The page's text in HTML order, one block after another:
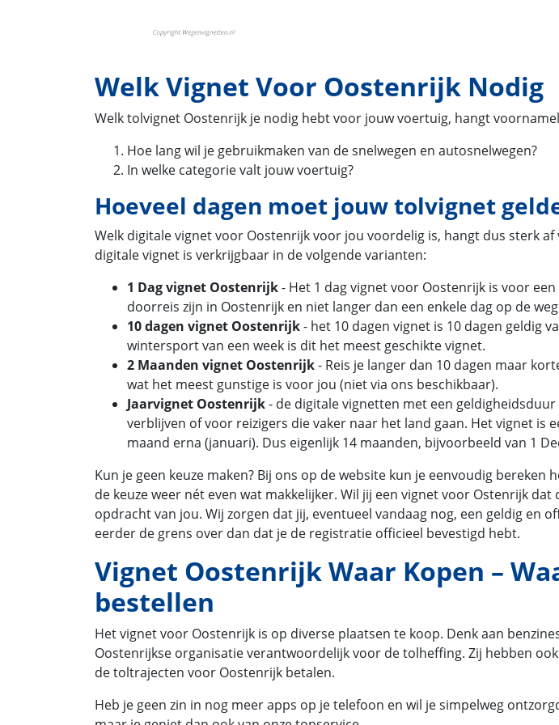
Welk Vignet Voor Oostenrijk Nodig
Welk tolvignet Oostenrijk je nodig hebt voor jouw voertuig, hangt
Hoe lang wil je gebruikmaken van de snelwegen en autosnelwegen?
In welke categorie valt jouw voertuig?
Hoeveel dagen moet jouw tolvignet
Welk digitale vignet voor Oostenrijk voor jou voordelig is, hangt dus sterk
digitale vignet is verkrijgbaar in de volgende varianten:
1 Dag vignet Oostenrijk- Het 1 dag vignet voor Oostenrijk is voor
doorreis zijn in Oostenrijk en niet langer dan een enkele dag op de
10 dagen vignet Oostenrijk- het 10 dagen vignet is 10 dagen geldig
wintersport van een week is dit het meest geschikte vignet.
2 Maanden vignet Oostenrijk- Reis je langer dan 10 dagen maar
wat het meest gunstige is voor jou (niet via ons beschikbaar).
Jaarvignet Oostenrijk- de digitale vignetten met een
verblijven of voor reizigers die vaker naar het land gaan. Het vignet
maand erna (januari). Dus eigenlijk 14 maanden, bijvoorbeeld van 1
Kun je geen keuze maken? Bij ons op de website kun je eenvoudig
de keuze weer nét even wat makkelijker. Wil jij een vignet voor Ostenrijk
opdracht van jou. Wij zorgen dat jij, eventueel vandaag nog, een geldig en
eerder de grens over dan dat je de registratie officieel bevestigd hebt.
Vignet Oostenrijk Waar Kopen –
bestellen
Het vignet voor Oostenrijk is op diverse plaatsen te koop. Denk aan
Oostenrijkse organisatie verantwoordelijk voor de tolheffing. Zij hebben
de toltrajecten voor Oostenrijk betalen.
Heb je geen zin in nog meer apps op je telefoon en wil je simpelweg